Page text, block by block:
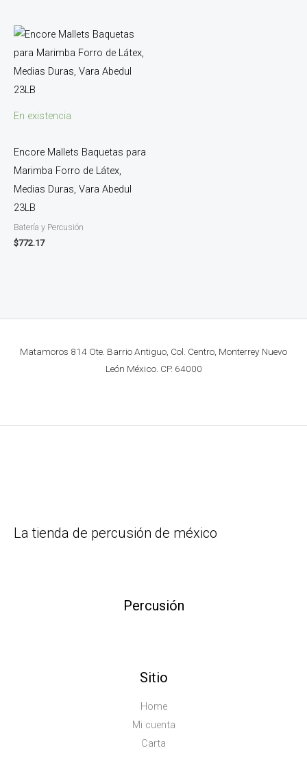
En existencia
Encore Mallets Baquetas para
Marimba Forro de Látex,
Medias Duras, Vara Abedul
23LB
Batería y Percusión
$772.17
Matamoros 814 Ote. Barrio Antiguo, Col. Centro, Monterrey Nuevo
León México. CP. 64000
La tienda de percusión de méxico
Percusión
Sitio
Home
Mi cuenta
Carta